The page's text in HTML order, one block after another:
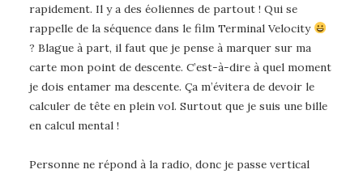
rapidement. Il y a des éoliennes de partout ! Qui se
rappelle de la séquence dans le film Terminal Velocity
? Blague à part, il faut que je pense à marquer sur ma
carte mon point de descente. C’est-à-dire à quel moment
je dois entamer ma descente. Ça m’évitera de devoir le
calculer de tête en plein vol. Surtout que je suis une bille
en calcul mental !
Personne ne répond à la radio, donc je passe vertical